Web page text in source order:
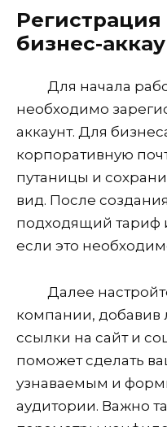
бизнес-
Для начала
необходимо
аккаунт. Для
корпоративную
путаницы и
вид. После
подходящий тариф
если это
Далее
компании, добавив
ссылки на сайт и
поможет сделать
узнаваемым и
аудитории. Важно